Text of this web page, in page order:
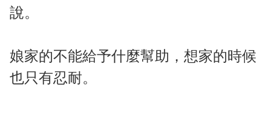
說。
娘家的不能給予什麼幫助，想家的時候
也只有忍耐。